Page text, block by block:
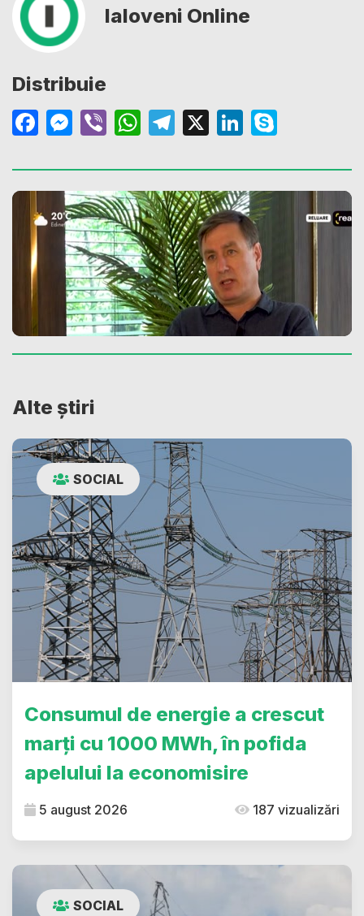
Ialoveni Online
Distribuie
Facebook
Messenger
ViberWhatsApp
Telegram
X LinkedIn
Alte știri
SOCIAL
Consumul de energie a crescut
marți cu 1000 MWh, în pofida
apelului la economisire
5 august 2026 187 vizualizări
SOCIAL